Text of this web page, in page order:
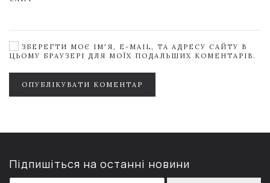
ЗБЕРЕГТИ МОЄ ІМ'Я, E-MAIL, ТА АДРЕСУ САЙТУ В
ЦЬОМУ БРАУЗЕРІ ДЛЯ МОЇХ ПОДАЛЬШИХ КОМЕНТАРІВ.
ОПУБЛІКУВАТИ КОМЕНТАР
Підпишіться на останні новини